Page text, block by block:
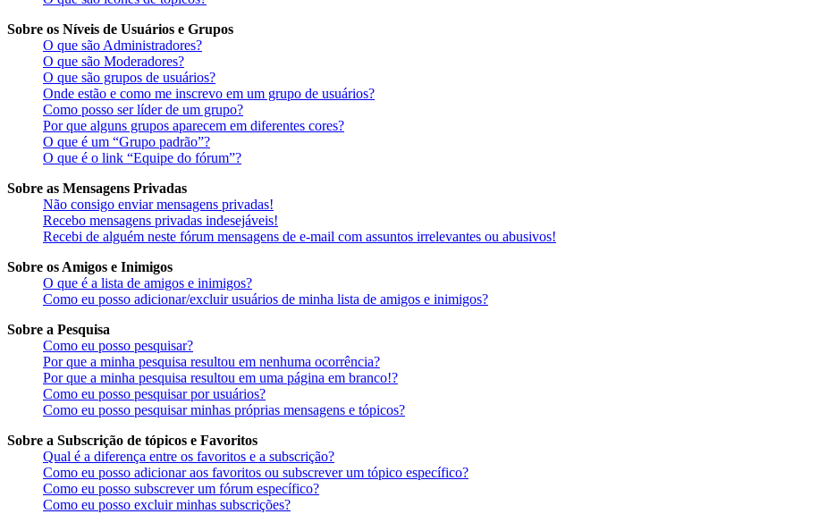
Sobre os Níveis de Usuários e Grupos
O que são Administradores?
O que são Moderadores?
O que são grupos de usuários?
Onde estão e como me inscrevo em um grupo de usuários?
Como posso ser líder de um grupo?
Por que alguns grupos aparecem em diferentes cores?
O que é um “Grupo padrão”?
O que é o link “Equipe do fórum”?
Sobre as Mensagens Privadas
Não consigo enviar mensagens privadas!
Recebo mensagens privadas indesejáveis!
Recebi de alguém neste fórum mensagens de e-mail com assuntos irrelevantes ou abusivos!
Sobre os Amigos e Inimigos
O que é a lista de amigos e inimigos?
Como eu posso adicionar/excluir usuários de minha lista de amigos e inimigos?
Sobre a Pesquisa
Como eu posso pesquisar?
Por que a minha pesquisa resultou em nenhuma ocorrência?
Por que a minha pesquisa resultou em uma página em branco!?
Como eu posso pesquisar por usuários?
Como eu posso pesquisar minhas próprias mensagens e tópicos?
Sobre a Subscrição de tópicos e Favoritos
Qual é a diferença entre os favoritos e a subscrição?
Como eu posso adicionar aos favoritos ou subscrever um tópico específico?
Como eu posso subscrever um fórum específico?
Como eu posso excluir minhas subscrições?